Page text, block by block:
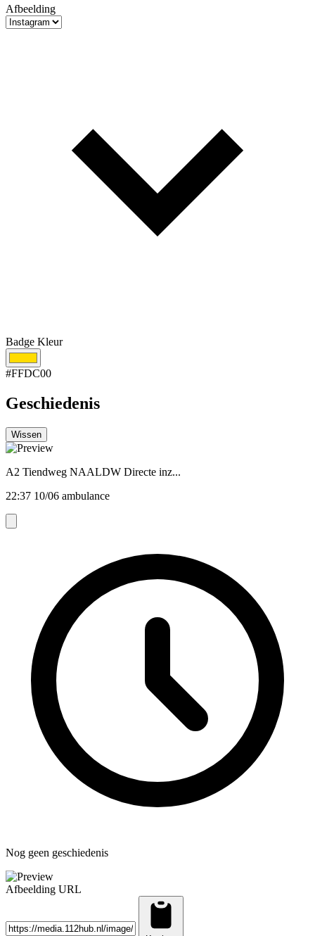
Afbeelding
Badge Kleur
#FFDC00
Geschiedenis
Wissen
A2 Tiendweg NAALDW Directe inz...
22:37 10/06 ambulance
Nog geen geschiedenis
Afbeelding URL